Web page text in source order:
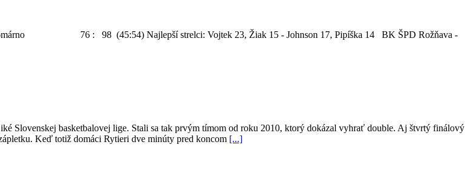
Komárno 76 : 98 (45:54) Najlepší strelci: Vojtek 23, Žiak 15 - Johnson 17, Pipíška 14 BK ŠPD Rožňava -
Slovenskej basketbalovej lige. Stali sa tak prvým tímom od roku 2010, ktorý dokázal vyhrať double. Aj štvrtý finálový
Keď totiž domáci Rytieri dve minúty pred koncom [...]